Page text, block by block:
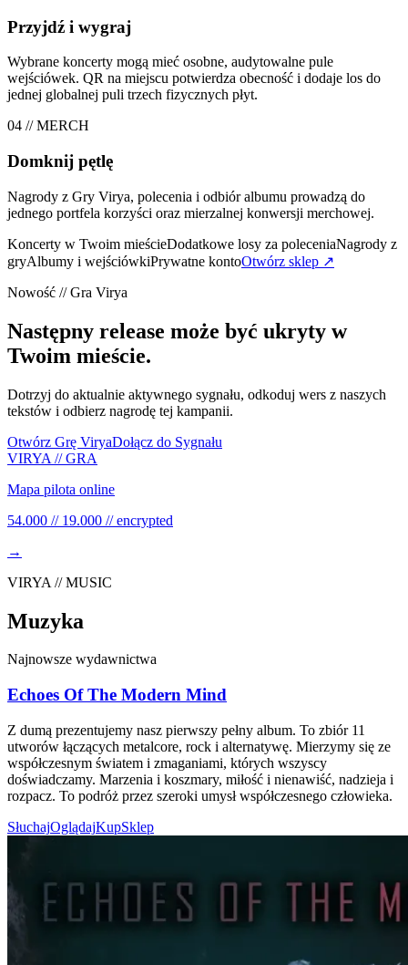
Przyjdź i wygraj
Wybrane koncerty mogą mieć osobne, audytowalne pule
wejściówek. QR na miejscu potwierdza obecność i dodaje los do
jednej globalnej puli trzech fizycznych płyt.
04 // MERCH
Domknij pętlę
Nagrody z Gry Virya, polecenia i odbiór albumu prowadzą do
jednego portfela korzyści oraz mierzalnej konwersji merchowej.
Koncerty w Twoim mieścieDodatkowe losy za poleceniaNagrody z
gryAlbumy i wejściówkiPrywatne kontoOtwórz sklep ↗
Nowość // Gra Virya
Następny release może być ukryty w
Twoim mieście.
Dotrzyj do aktualnie aktywnego sygnału, odkoduj wers z naszych
tekstów i odbierz nagrodę tej kampanii.
Otwórz Grę ViryaDołącz do Sygnału
VIRYA // GRA
Mapa pilota online
54.000 // 19.000 // encrypted
→
VIRYA // MUSIC
Muzyka
Najnowsze wydawnictwa
Echoes Of The Modern Mind
Z dumą prezentujemy nasz pierwszy pełny album. To zbiór 11
utworów łączących metalcore, rock i alternatywę. Mierzymy się ze
współczesnym światem i zmaganiami, których wszyscy
doświadczamy. Marzenia i koszmary, miłość i nienawiść, nadzieja i
rozpacz. To podróż przez szeroki umysł współczesnego człowieka.
SłuchajOglądajKupSklep